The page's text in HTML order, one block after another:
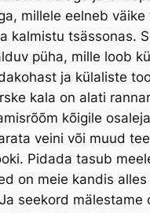
millele eelneb väike
kalmistu tsässonas.
püha, mille loob
ja külaliste
kala on alati
kõigile
veini või muud
Pidada tasub
on meie kandis alles
seekord mälestame